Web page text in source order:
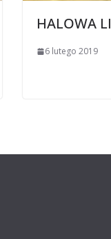
HALOWA
6 lutego 2019